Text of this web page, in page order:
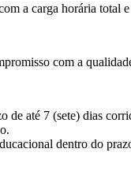
a carga horária total
com a
até 7 (sete) dias
dentro do